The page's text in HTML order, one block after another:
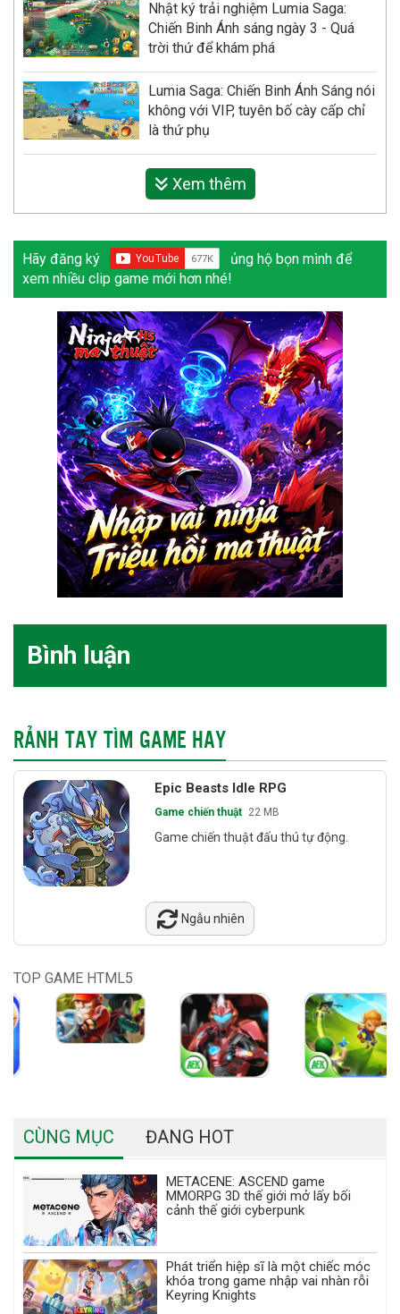
Nhật ký trải nghiệm Lumia Saga:
Chiến Binh Ánh sáng ngày 3 - Quá
trời thứ để khám phá
Lumia Saga: Chiến Binh Ánh Sáng nói
không với VIP, tuyên bố cày cấp chỉ
là thứ phụ
Xem thêm
Hãy đăng ký
ủng hộ bọn mình để
xem nhiều clip game mới hơn nhé!
Bình luận
RẢNH TAY TÌM GAME HAY
Epic Beasts Idle RPG
Game chiến thuật 22 MB
Game chiến thuật đấu thú tự động.
Ngẫu nhiên
TOP GAME HTML5
CÙNG MỤC ĐANG HOT
METACENE: ASCEND game
MMORPG 3D thế giới mở lấy bối
cảnh thế giới cyberpunk
Phát triển hiệp sĩ là một chiếc móc
khóa trong game nhập vai nhàn rỗi
Keyring Knights